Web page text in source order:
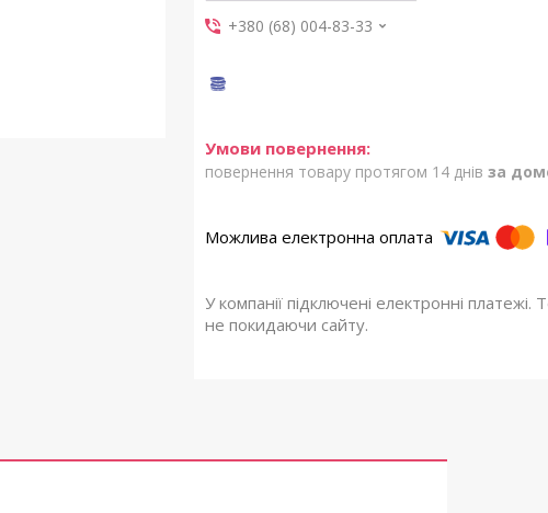
+380 (68) 004-83-33
повернення товару протягом 14 днів за
У компанії підключені електронні
не покидаючи сайту.